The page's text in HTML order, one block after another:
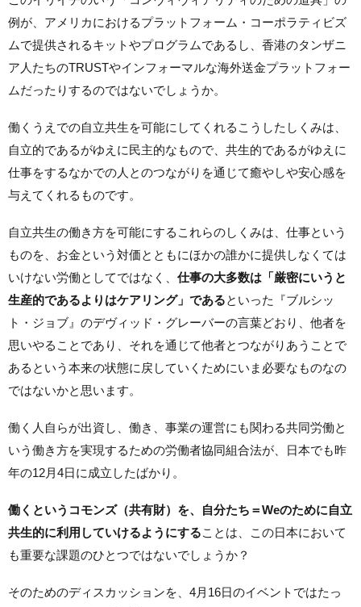
例が、アメリカにおけるプラットフォーム・コーポラティビズ
ムで提供されるキットやプログラムであるし、香港のタンザニ
ア人たちのTRUSTやインフォーマルな海外送金プラットフォー
ムだったりするのではないでしょうか。
働くうえでの自立共生を可能にしてくれるこうしたしくみは、
自立的であるがゆえに民主的なもので、共生的であるがゆえに
仕事をするなかでの人とのつながりを通じて癒やしや安心感を
与えてくれるものです。
自立共生の働き方を可能にするこれらのしくみは、仕事という
ものを、お金という対価とともにほかの誰かに提供しなくては
いけない労働としてではなく、 仕事の大多数は「厳密にいうと
生産的であるよりはケアリング」であるといった『ブルシッ
ト・ジョブ』のデヴィッド・グレーバーの言葉どおり、他者を
思いやることであり、それを通じて他者とつながりあうことで
あるという本来の状態に戻していくためにいま必要なものなの
ではないかと思います。
働く人自らが出資し、働き、事業の運営にも関わる共同労働と
いう働き方を実現するための労働者協同組合法が、日本でも昨
年の12月4日に成立したばかり。
働くというコモンズ（共有財）を、自分たち＝Weのために自立
共生的に利用していけるようにすることは、この日本において
も重要な課題のひとつではないでしょうか？
そのためのディスカッションを、4月16日のイベントではたっ